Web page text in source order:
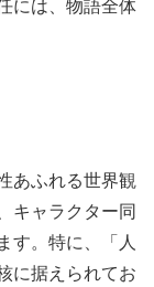
には、物語全体
あふれる世界観
キャラクター同
す。特に、「人
に据えられてお